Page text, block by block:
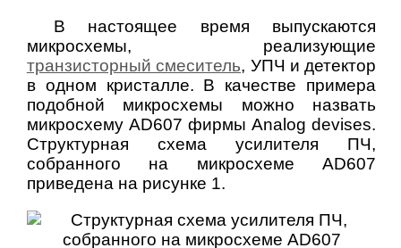
В настоящее время выпускаются
микросхемы, реализующие
транзисторный смеситель, УПЧ и детектор
в одном кристалле. В качестве примера
подобной микросхемы можно назвать
микросхему AD607 фирмы Analog devises.
Структурная схема усилителя ПЧ,
собранного на микросхеме AD607
приведена на рисунке 1.